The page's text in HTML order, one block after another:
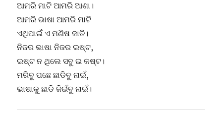
ଆମରି ମାଟି ଆମରି ଆଶା।
ଆମରି ଭାଷା ଆମରି ମାଟି
ଏଥିପାଇଁ ଏ ମଣିଷ ଜାତି।
ନିଜର ଭାଷା ନିଜର ଇଷ୍ଟ,
ଇଷ୍ଟ ନ ଥିଲେ ସବୁ ଇ କଷ୍ଟ।
ମରିବୁ ପଛେ ଛାଡିବୁ ନାଇଁ,
ଭାଷାକୁ ଛାଡି ଜିଇଁବୁ ନାଇଁ।